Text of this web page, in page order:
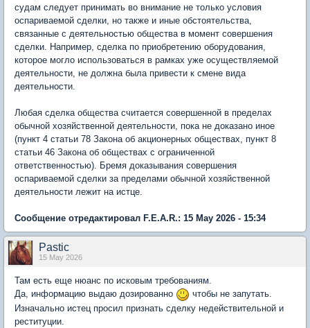
судам следует принимать во внимание не только условия
оспариваемой сделки, но также и иные обстоятельства,
связанные с деятельностью общества в момент совершения
сделки. Например, сделка по приобретению оборудования,
которое могло использоваться в рамках уже осуществляемой
деятельности, не должна была привести к смене вида
деятельности.
Любая сделка общества считается совершенной в пределах
обычной хозяйственной деятельности, пока не доказано иное
(пункт 4 статьи 78 Закона об акционерных обществах, пункт 8
статьи 46 Закона об обществах с ограниченной
ответственностью). Бремя доказывания совершения
оспариваемой сделки за пределами обычной хозяйственной
деятельности лежит на истце.
Сообщение отредактировал F.E.A.R.: 15 May 2026 - 15:34
Pastic
15 May 2026
Там есть еще нюанс по исковым требованиям.
Да, информацию выдаю дозированно
чтобы не запутать.
Изначально истец просил признать сделку недействительной и
реституции.